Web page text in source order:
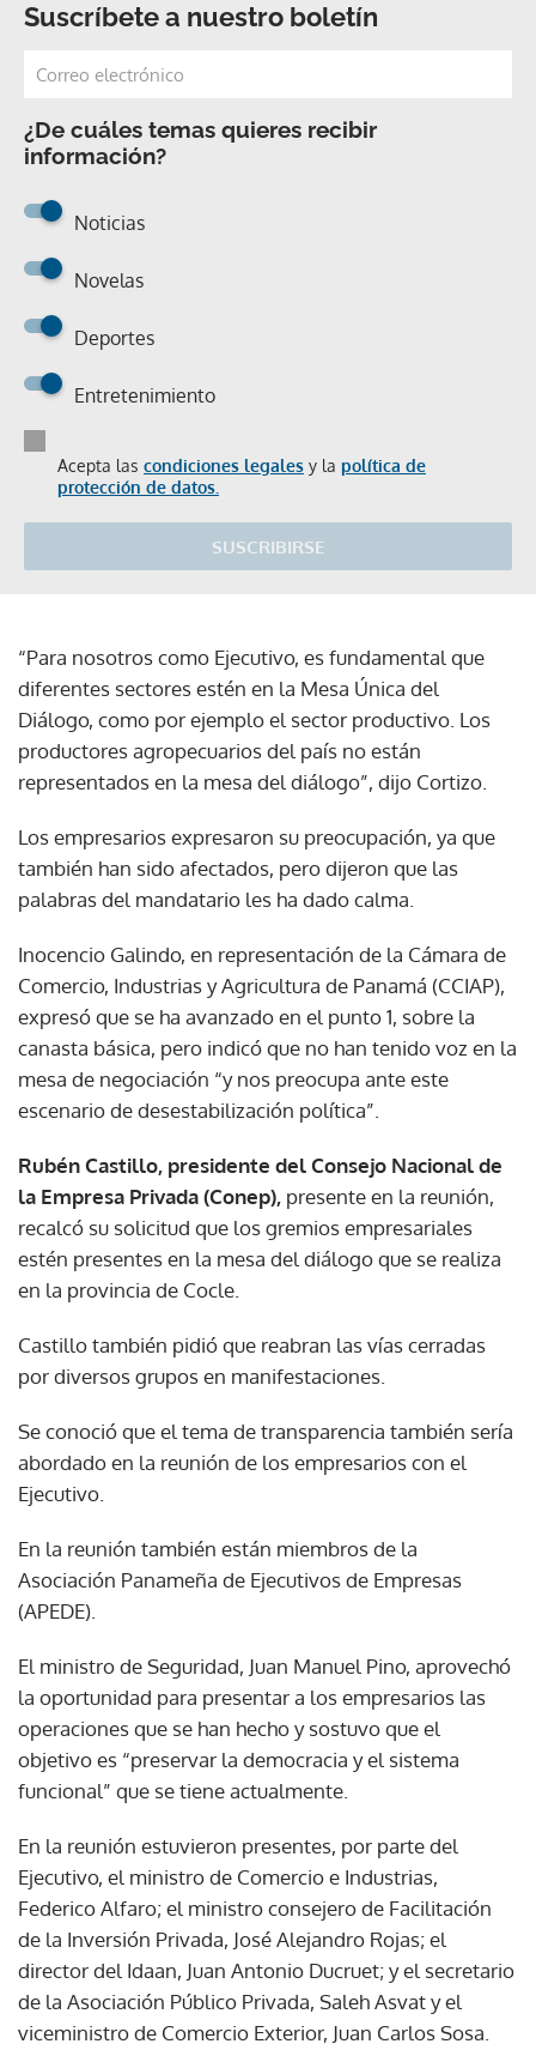
Suscríbete a nuestro boletín
¿De cuáles temas quieres recibir
información?
Noticias
Novelas
Deportes
Entretenimiento
Acepta las condiciones legales y la política de
protección de datos.
SUSCRIBIRSE
“Para nosotros como Ejecutivo, es fundamental que
diferentes sectores estén en la Mesa Única del
Diálogo, como por ejemplo el sector productivo. Los
productores agropecuarios del país no están
representados en la mesa del diálogo”, dijo Cortizo.
Los empresarios expresaron su preocupación, ya que
también han sido afectados, pero dijeron que las
palabras del mandatario les ha dado calma.
Inocencio Galindo, en representación de la Cámara de
Comercio, Industrias y Agricultura de Panamá (CCIAP),
expresó que se ha avanzado en el punto 1, sobre la
canasta básica, pero indicó que no han tenido voz en la
mesa de negociación “y nos preocupa ante este
escenario de desestabilización política”.
Rubén Castillo, presidente del Consejo Nacional de
la Empresa Privada (Conep), presente en la reunión,
recalcó su solicitud que los gremios empresariales
estén presentes en la mesa del diálogo que se realiza
en la provincia de Cocle.
Castillo también pidió que reabran las vías cerradas
por diversos grupos en manifestaciones.
Se conoció que el tema de transparencia también sería
abordado en la reunión de los empresarios con el
Ejecutivo.
En la reunión también están miembros de la
Asociación Panameña de Ejecutivos de Empresas
(APEDE).
El ministro de Seguridad, Juan Manuel Pino, aprovechó
la oportunidad para presentar a los empresarios las
operaciones que se han hecho y sostuvo que el
objetivo es “preservar la democracia y el sistema
funcional” que se tiene actualmente.
En la reunión estuvieron presentes, por parte del
Ejecutivo, el ministro de Comercio e Industrias,
Federico Alfaro; el ministro consejero de Facilitación
de la Inversión Privada, José Alejandro Rojas; el
director del Idaan, Juan Antonio Ducruet; y el secretario
de la Asociación Público Privada, Saleh Asvat y el
viceministro de Comercio Exterior, Juan Carlos Sosa.